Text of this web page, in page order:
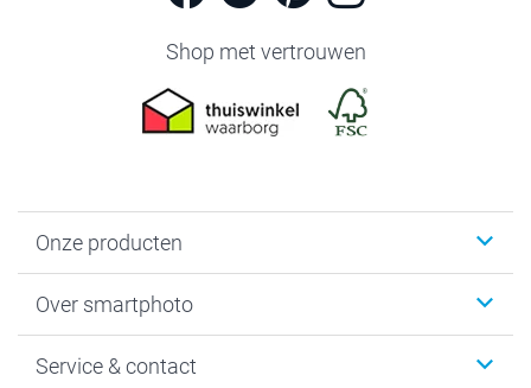
Shop met vertrouwen
Onze producten
Fotoboeken
Fotocadeaus
Over smartphoto
Vacatures
Service & contact